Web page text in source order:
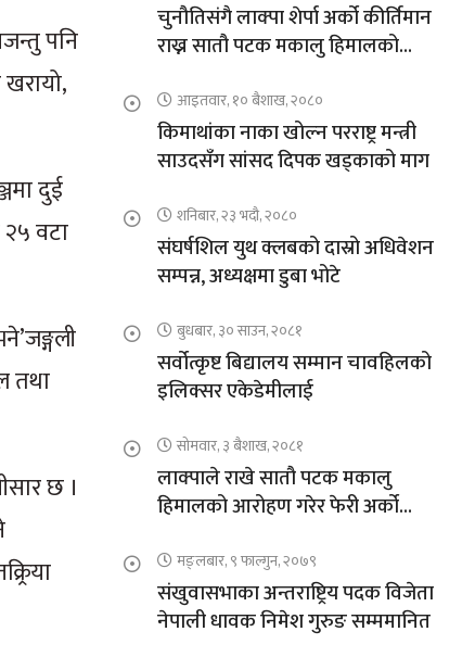
पनि
दुई
वटा
तथा
छ ।
चुनौतिसंगै लाक्पा शेर्पा अर्को कीर्तिमान
राख्न सातौ पटक मकालु हिमालको
आइतवार, १० बैशाख, २०८०
किमाथांका नाका खोल्न परराष्ट्र मन्त्री
साउदसँग सांसद दिपक खड्काको माग
शनिबार, २३ भदौ, २०८०
संघर्षशिल युथ क्लबको दास्रो अधिवेशन
सम्पन्न, अध्यक्षमा डुबा भोटे
बुधबार, ३० साउन, २०८१
सर्वोत्कृष्ट बिद्यालय सम्मान चावहिलको
इलिक्सर एकेडेमीलाई
सोमवार, ३ बैशाख, २०८१
लाक्पाले राखे सातौ पटक मकालु
हिमालको आरोहण गरेर फेरी अर्को
मङ्लबार, ९ फाल्गुन, २०७९
संखुवासभाका अन्तराष्ट्रिय पदक विजेता
नेपाली धावक निमेश गुरुङ सम्ममानित